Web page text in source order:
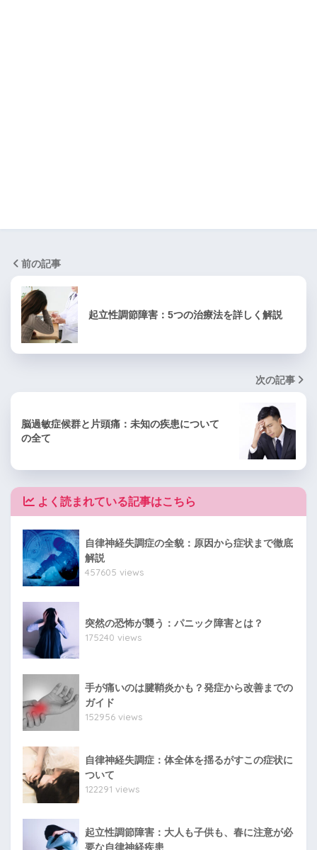
前の記事
起立性調節障害：5つの治療法を詳しく解説
次の記事
脳過敏症候群と片頭痛：未知の疾患について
の全て
よく読まれている記事はこちら
自律神経失調症の全貌：原因から症状まで徹底
解説
457605 views
突然の恐怖が襲う：パニック障害とは？
175240 views
手が痛いのは腱鞘炎かも？発症から改善までの
ガイド
152956 views
自律神経失調症：体全体を揺るがすこの症状に
ついて
122291 views
起立性調節障害：大人も子供も、春に注意が必
要な自律神経疾患